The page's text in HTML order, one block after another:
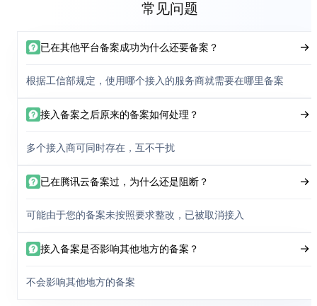
常见问题
已在其他平台备案成功为什么还要备案？
根据工信部规定，使用哪个接入的服务商就需要在哪里备案
接入备案之后原来的备案如何处理？
多个接入商可同时存在，互不干扰
已在腾讯云备案过，为什么还是阻断？
可能由于您的备案未按照要求整改，已被取消接入
接入备案是否影响其他地方的备案？
不会影响其他地方的备案